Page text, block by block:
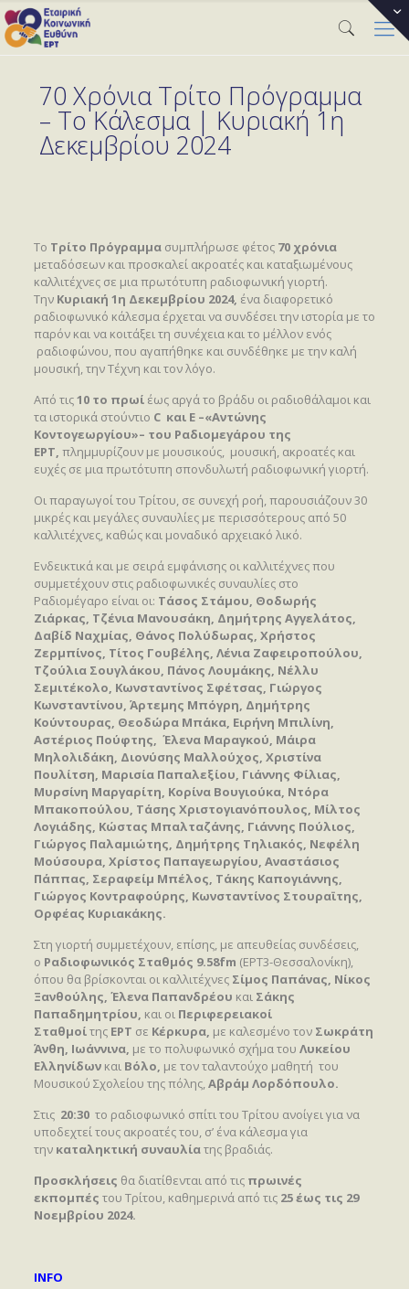
70 Χρόνια Τρίτο Πρόγραμμα
– Το Κάλεσμα | Κυριακή 1η
Δεκεμβρίου 2024
Το Τρίτο Πρόγραμμα συμπλήρωσε φέτος 70 χρόνια
μεταδόσεων και προσκαλεί ακροατές και καταξιωμένους
καλλιτέχνες σε μια πρωτότυπη ραδιοφωνική γιορτή.
Την Κυριακή 1η Δεκεμβρίου 2024, ένα διαφορετικό
ραδιοφωνικό κάλεσμα έρχεται να συνδέσει την ιστορία με το
παρόν και να κοιτάξει τη συνέχεια και το μέλλον ενός
ραδιοφώνου, που αγαπήθηκε και συνδέθηκε με την καλή
μουσική, την Τέχνη και τον λόγο.
Από τις10το πρωίέως αργά το βράδυ οι ραδιοθάλαμοι και
τα ιστορικά στούντιο Cκαι Ε –«Αντώνης
Κοντογεωργίου»– του Ραδιομεγάρου της
ΕΡΤ, πλημμυρίζουν με μουσικούς, μουσική, ακροατές και
ευχές σε μια πρωτότυπη σπονδυλωτή ραδιοφωνική γιορτή.
Οι παραγωγοί του Τρίτου, σε συνεχή ροή, παρουσιάζουν 30
μικρές και μεγάλες συναυλίες με περισσότερους από 50
καλλιτέχνες, καθώς και μοναδικό αρχειακό λικό.
Ενδεικτικά και με σειρά εμφάνισης οι καλλιτέχνες που
συμμετέχουν στις ραδιοφωνικές συναυλίες στο
Ραδιομέγαρο είναι οι: Τάσος Στάμου, Θοδωρής
Ζιάρκας, Τζένια Μανουσάκη, Δημήτρης Αγγελάτος,
Δαβίδ Ναχμίας, Θάνος Πολύδωρας, Χρήστος
Ζερμπίνος, Τίτος Γουβέλης, Λένια Ζαφειροπούλου,
Τζούλια Σουγλάκου, Πάνος Λουμάκης, Νέλλυ
Σεμιτέκολο, Κωνσταντίνος Σφέτσας, Γιώργος
Κωνσταντίνου, Άρτεμης Μπόγρη, Δημήτρης
Κούντουρας, Θεοδώρα Μπάκα, Ειρήνη Μπιλίνη,
Αστέριος Πούφτης, Έλενα Μαραγκού, Μάιρα
Μηλολιδάκη, Διονύσης Μαλλούχος, Χριστίνα
Πουλίτση, Μαρισία Παπαλεξίου, Γιάννης Φίλιας,
Μυρσίνη Μαργαρίτη, Κορίνα Βουγιούκα, Ντόρα
Μπακοπούλου, Τάσης Χριστογιανόπουλος, Μίλτος
Λογιάδης, Κώστας Μπαλταζάνης, Γιάννης Πούλιος,
Γιώργος Παλαμιώτης, Δημήτρης Τηλιακός, Νεφέλη
Μούσουρα, Χρίστος Παπαγεωργίου, Αναστάσιος
Πάππας, Σεραφείμ Μπέλος, Τάκης Καπογιάννης,
Γιώργος Κοντραφούρης, Κωνσταντίνος Στουραϊτης,
Ορφέας Κυριακάκης.
Στη γιορτή συμμετέχουν, επίσης, με απευθείας συνδέσεις,
ο Ραδιοφωνικός Σταθμός 9.58fm (ΕΡΤ3-Θεσσαλονίκη),
όπου θα βρίσκονται οι καλλιτέχνες Σίμος Παπάνας, Νίκος
Ξανθούλης, Έλενα Παπανδρέου και Σάκης
Παπαδημητρίου, και οι Περιφερειακοί
Σταθμοίτης ΕΡΤ σε Κέρκυρα, με καλεσμένο τονΣωκράτη
Άνθη, Ιωάννινα, με το πολυφωνικό σχήμα του Λυκείου
Ελληνίδων και Βόλο, με τον ταλαντούχο μαθητή του
Μουσικού Σχολείου της πόλης,Αβράμ Λορδόπουλο.
Στις 20:30το ραδιοφωνικό σπίτι του Τρίτου ανοίγει για να
υποδεχτεί τους ακροατές του, σ’ ένα κάλεσμα για
τηνκαταληκτική συναυλίατης βραδιάς.
Προσκλήσεις θα διατίθενται από τις πρωινές
εκπομπές του Τρίτου, καθημερινά από τις 25 έως τις 29
Νοεμβρίου 2024.
INFO